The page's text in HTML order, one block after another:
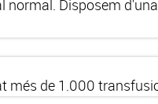
Disposem
més de 1.000